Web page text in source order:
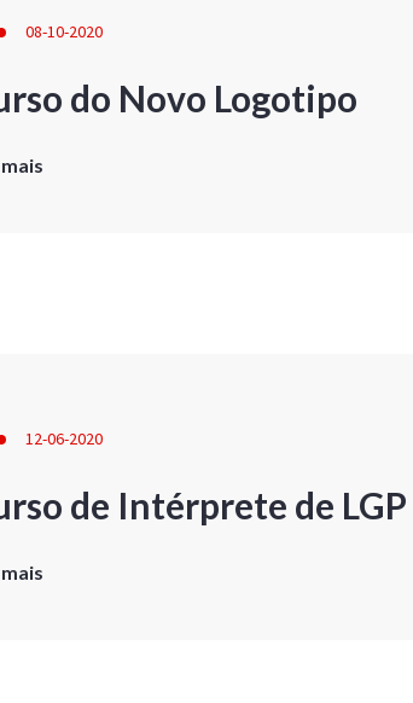
08-10-2020
do Novo Logotipo
12-06-2020
de Intérprete de